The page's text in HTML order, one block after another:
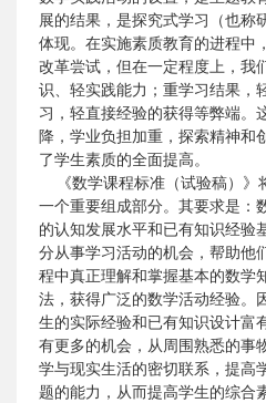
展的结果，是探究式学习（也称
体现。在实施素质教育的进程中
改革尝试，但在一定程度上，我
识、轻实践能力；重学习结果，
习，轻直接经验的获得等弊端。
降，学业负担加重，探索精神和
了学生素质的全面提高。
《数学课程标准（试验稿）》
一个重要组成部分。其要求是：
的认知发展水平和已有知识经验
分从事学习活动的机会，帮助他
程中真正理解和掌握基本的数学
法，获得广泛的数学活动经验。
生的实际经验和已有知识设计富
有更多的机会，从周围熟悉的事
学与现实生活的密切联系，提高
题的能力，从而提高学生的综合